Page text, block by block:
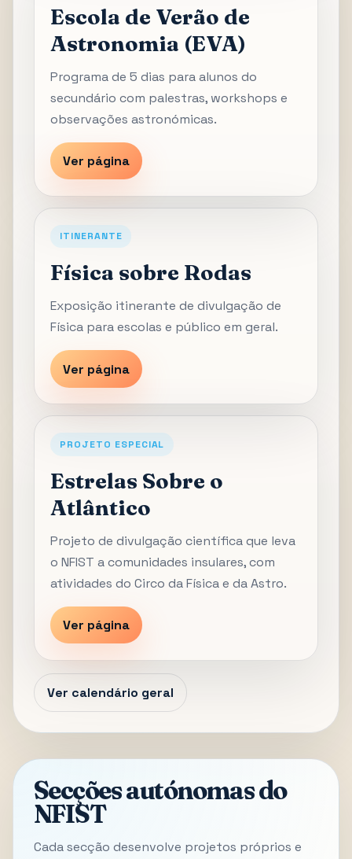
Escola de Verão de
Astronomia (EVA)
Programa de 5 dias para alunos do
secundário com palestras, workshops e
observações astronómicas.
Ver página
ITINERANTE
Física sobre Rodas
Exposição itinerante de divulgação de
Física para escolas e público em geral.
Ver página
PROJETO ESPECIAL
Estrelas Sobre o
Atlântico
Projeto de divulgação científica que leva
o NFIST a comunidades insulares, com
atividades do Circo da Física e da Astro.
Ver página
Ver calendário geral
Secções autónomas do
NFIST
Cada secção desenvolve projetos próprios e